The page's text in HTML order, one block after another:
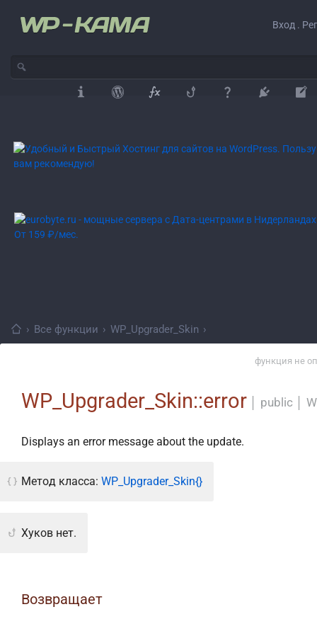
Вход .
› Все функции › WP_Upgrader_Skin ›
функция не
WP_Upgrader_Skin::error public
Displays an error message about the update.
Метод класса: WP_Upgrader_Skin{}
Хуков нет.
Возвращает